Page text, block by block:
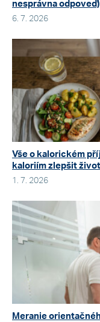
nesprávna odpoveď)
6. 7. 2026
Vše o kalorickém
kaloriím zlepšit
1. 7. 2026
Meranie